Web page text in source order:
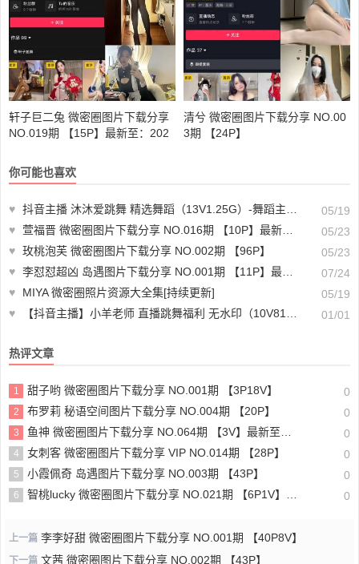
轩子巨二兔 微密圈图片下载分享
NO.019期 【15P】最新至：202
清兮 微密圈图片下载分享 NO.00
3期 【24P】
你可能也喜欢
♥ 抖音主播 沐沐爱跳舞 精选舞蹈（13V1.25G）-舞蹈主播视频
05/19
♥ 萱福晋 微密圈图片下载分享 NO.016期 【10P】最新至：2023.11.202
05/23
♥ 玫桃泡芙 微密圈图片下载分享 NO.002期 【96P】
05/23
♥ 李怼怼超凶 岛遇图片下载分享 NO.001期 【11P】最新至：2025.6.20
07/24
♥
MIYA 微密圈照片资源大全集[持续更新]
05/19
♥
【抖音主播】小羊老师 直播跳舞福利 无水印（10V819M）-直播素材 01/01
热评文章
1 甜子哟 微密圈图片下载分享 NO.001期 【3P18V】 0
2 布罗莉 秘语空间图片下载分享 NO.004期 【20P】 0
3 鱼神 微密圈图片下载分享 NO.064期 【3V】最新至：2023.11.27 0
4 女刺客 微密圈图片下载分享 VIP NO.014期 【28P】 0
5 小霞佩奇 岛遇图片下载分享 NO.003期 【43P】 0
6 智桃lucky 微密圈图片下载分享 NO.021期 【6P1V】最新至：2023.12.02 0
上一篇 李李好甜 微密圈图片下载分享 NO.001期 【40P8V】
下一篇 文茜 微密圈图片下载分享 NO.002期 【43P】